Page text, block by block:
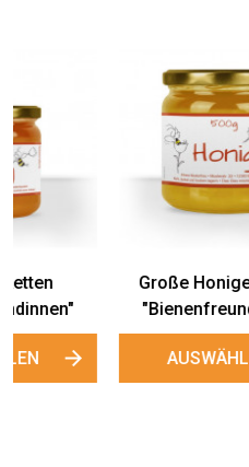
Gewährverschlüsse
"Bienenkönigin"